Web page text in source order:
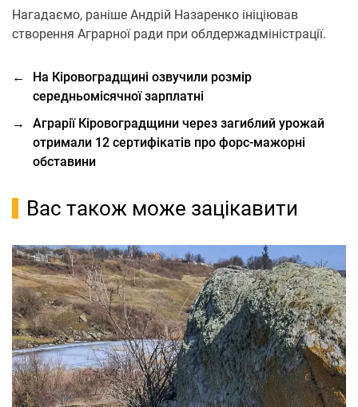
Нагадаємо, раніше Андрій Назаренко ініціював
створення Аграрної ради при облдержадміністрації.
←
На Кіровоградщині озвучили розмір
середньомісячної зарплатні
→
Аграрії Кіровоградщини через загиблий урожай
отримали 12 сертифікатів про форс-мажорні
обставини
Вас також може зацікавити